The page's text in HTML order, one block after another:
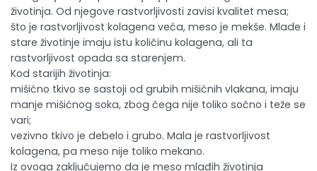
životinja. Od njegove rastvorljivosti zavisi kvalitet mesa;
što je rastvorljivost kolagena veća, meso je mekše. Mlade i
stare životinje imaju istu količinu kolagena, ali ta
rastvorljivost opada sa starenjem.
Kod starijih životinja:
mišićno tkivo se sastoji od grubih mišićnih vlakana, imaju
manje mišićnog soka, zbog čega nije toliko sočno i teže se
vari;
vezivno tkivo je debelo i grubo. Mala je rastvorljivost
kolagena, pa meso nije toliko mekano.
Iz ovoga zaključujemo da je meso mlađih životinja